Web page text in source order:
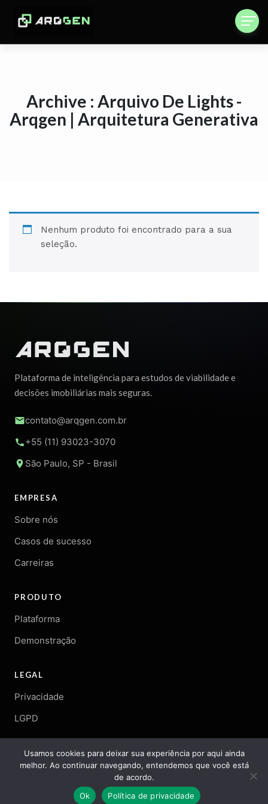
Archive : Arquivo De Lights -
Arqgen | Arquitetura Generativa
Nenhum produto foi encontrado para a sua
seleção.
Plataforma de inteligência para estudos de viabilidade e
decisões imobiliárias mais seguras.
contato@arqgen.com.br
+55 (11) 93023-3070
São Paulo, SP - Brasil
EMPRESA
Sobre nós
Casos de sucesso
Carreiras
PRODUTO
Plataforma
Demonstração
LEGAL
Privacidade
LGPD
© 2026 Arqgen. Todos os direitos reservados.
Usamos cookies para deixar sua experiência por aqui ainda
melhor. Ao continuar navegando, entendemos que você está
de acordo.
Ok
Política de privacidade